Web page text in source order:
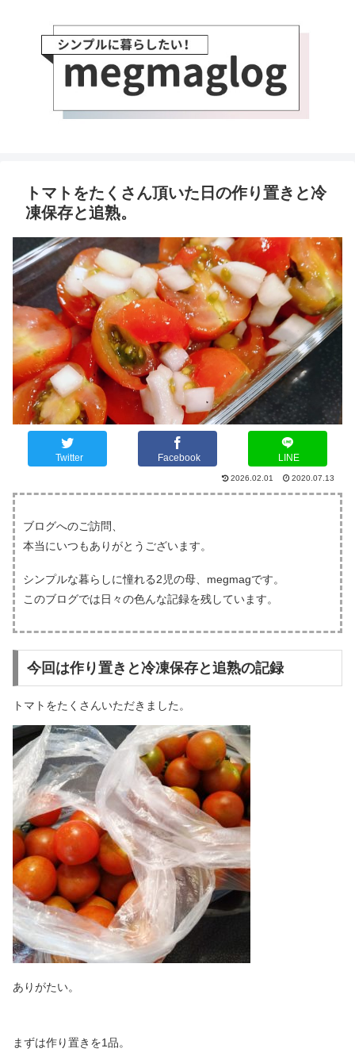
トマトをたくさん頂いた日の作り置きと冷
凍保存と追熟。
Twitter Facebook LINE
2026.02.01 2020.07.13
ブログへのご訪問、
本当にいつもありがとうございます。
シンプルな暮らしに憧れる2児の母、megmagです。
このブログでは日々の色んな記録を残しています。
今回は作り置きと冷凍保存と追熟の記録
トマトをたくさんいただきました。
ありがたい。
まずは作り置きを1品。